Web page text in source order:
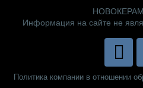
Информация на сайте не
Политика компании в отношении